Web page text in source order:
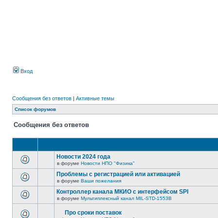
Вход
Сообщения без ответов | Активные темы
Список форумов
Сообщения без ответов
Новости 2024 года
в форуме Новости НПО "Физика"
Проблемы с регистрацией или активацией
в форуме Ваши пожелания
Контроллер канала МКИО с интерфейсом SPI
в форуме Мультиплексный канал MIL-STD-1553B
Про сроки поставок